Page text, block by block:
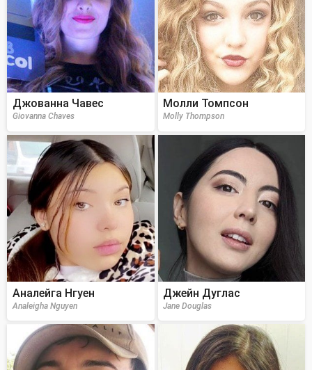
Джованна Чавес
Giovanna Chaves
Молли Томпсон
Molly Thompson
Аналейга Нгуен
Analeigha Nguyen
Джейн Дуглас
Jane Douglas